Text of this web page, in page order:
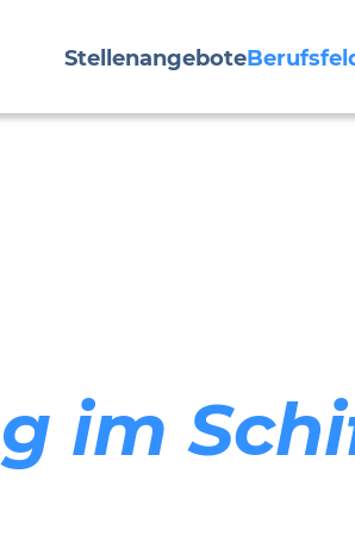
Stellenangebote
im